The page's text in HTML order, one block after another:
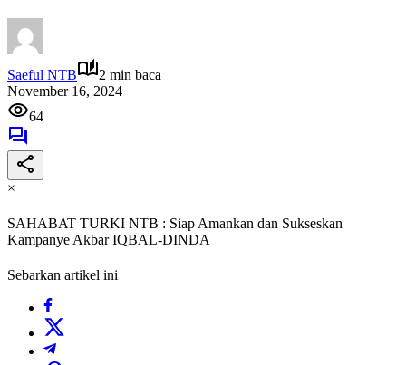
Saeful NTB
2 min baca
November 16, 2024
64
×
SAHABAT TURKI NTB : Siap Amankan dan Sukseskan
Kampanye Akbar IQBAL-DINDA
Sebarkan artikel ini